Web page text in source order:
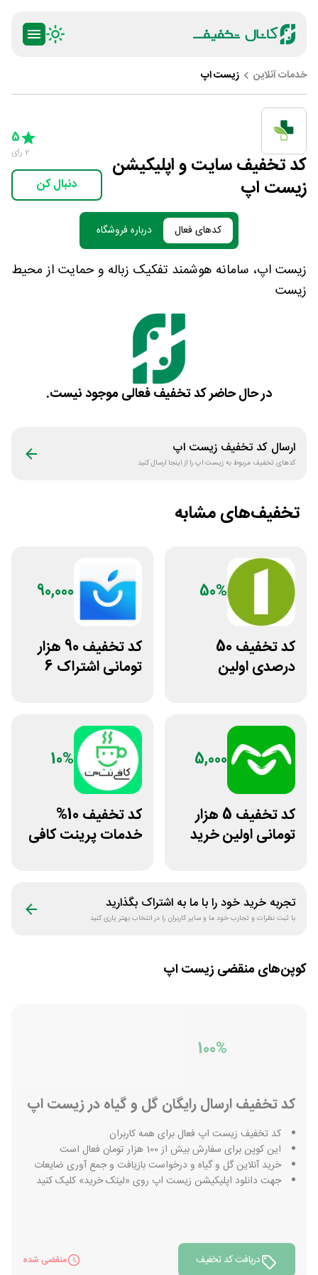
خدمات آنلاین زیست اپ
کد تخفیف سایت و اپلیکیشن
زیست اپ
5 Stars
5
2 رای
دنبال کن
کدهای فعال درباره فروشگاه
زیست اپ، سامانه هوشمند تفکیک زباله و حمایت از محیط
زیست
در حال حاضر کد تخفیف فعالی موجود نیست.
ارسال کد تخفیف زیست اپ
کدهای تخفیف مربوط بهزیست اپرا از اینجا ارسال کنید
تخفیف‌های مشابه
50%
کد تخفیف 50
درصدی اولین
90,000
کد تخفیف 90 هزار
تومانی اشتراک 6
5,000
کد تخفیف 5 هزار
تومانی اولین خرید
10%
کد تخفیف 10%
خدمات پرینت کافی
تجربه خرید خود را با ما به اشتراک بگذارید
با ثبت نظرات و تجارب خود ما و سایر کاربران را در انتخاب بهتر یاری کنید
کوپن‌های منقضی زیست اپ
100%
کد تخفیف ارسال رایگان گل و گیاه در زیست اپ
کد تخفیف زیست اپ فعال برای همه کاربران
این کوپن برای سفارش بیش از 100 هزار تومان فعال است
خرید آنلاین گل و گیاه و درخواست بازیافت و جمع آوری ضایعات
جهت دانلود اپلیکیشن زیست اپ روی «لینک خرید» کلیک کنید
دریافت کد تخفیف منقضی شده